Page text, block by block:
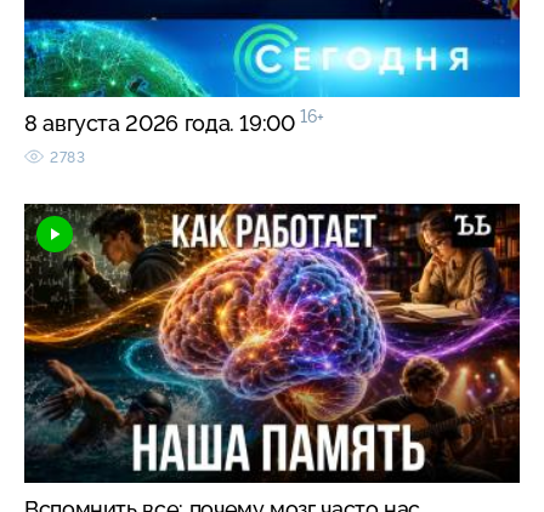
8 августа 2026 года. 19:00 16+
2783